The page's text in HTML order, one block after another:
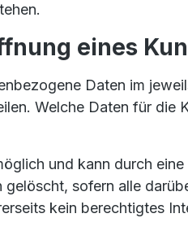
eines
Daten im
Welche Daten für
und kann durch
sofern alle
kein berechtigtes